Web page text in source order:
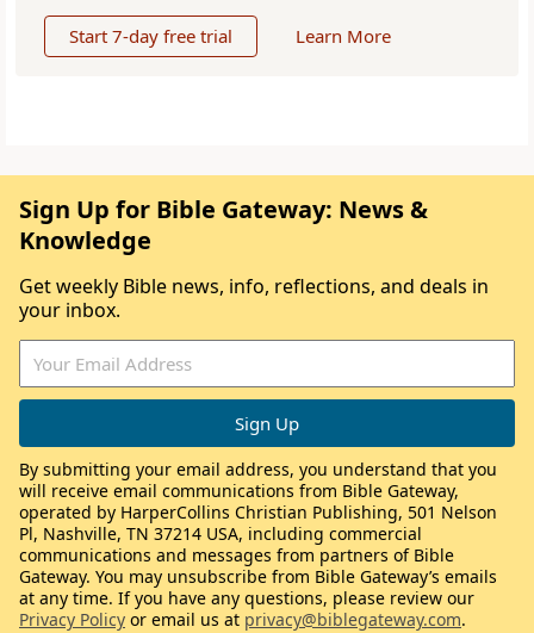
Start 7-day free trial Learn More
Sign Up for Bible Gateway: News &
Knowledge
Get weekly Bible news, info, reflections, and deals in
your inbox.
By submitting your email address, you understand that you
will receive email communications from Bible Gateway,
operated by HarperCollins Christian Publishing, 501 Nelson
Pl, Nashville, TN 37214 USA, including commercial
communications and messages from partners of Bible
Gateway. You may unsubscribe from Bible Gateway’s emails
at any time. If you have any questions, please review our
Privacy Policy or email us at privacy@biblegateway.com.